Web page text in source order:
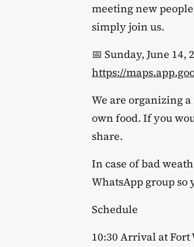
meeting new
simply join us.
​📅 Sunday, June
https://
​We are organizing
own food. If you
share.
​In case of bad
WhatsApp group
​Schedule
​10:30 Arrival at Fort